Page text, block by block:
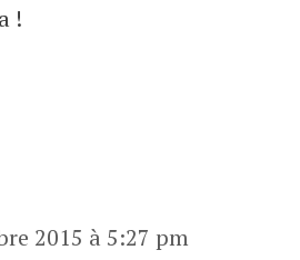
!
2015 à 5:27 pm